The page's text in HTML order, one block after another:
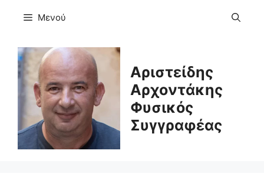
Μενού
Αριστείδης
Αρχοντάκης
Φυσικός
Συγγραφέας